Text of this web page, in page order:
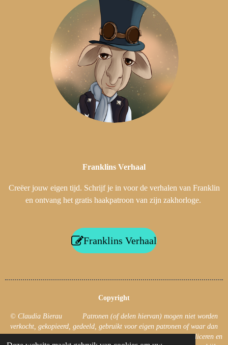
Franklins Verhaal
Creëer jouw eigen tijd. Schrijf je in voor de verhalen van Franklin
en ontvang het gratis haakpatroon van zijn zakhorloge.
Franklins Verhaal
Copyright
© Claudia Bierau Patronen (of delen hiervan) mogen niet worden
verkocht, gekopieerd, gedeeld, gebruikt voor eigen patronen of waar dan
ook gepubliceerd! Uiteraard mag je foto’s van jouw haakwerk publiceren en